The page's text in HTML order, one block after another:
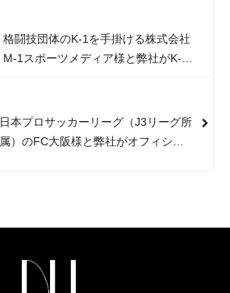
格闘技団体のK-1を手掛ける株式会社
M-1スポーツメディア様と弊社がK-1
ました。
日本プロサッカーリーグ（J3リーグ所
属）のFC大阪様と弊社がオフィシャ